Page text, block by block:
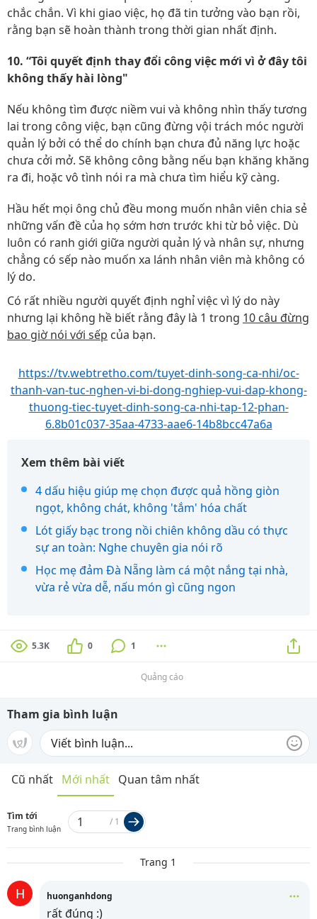
chắc chắn. Vì khi giao việc, họ đã tin tưởng vào bạn rồi,
rằng bạn sẽ hoàn thành trong thời gian nhất định.
10. “Tôi quyết định thay đổi công việc mới vì ở đây tôi
không thấy hài lòng"
Nếu không tìm được niềm vui và không nhìn thấy tương
lai trong công việc, bạn cũng đừng vội trách móc người
quản lý bởi có thể do chính bạn chưa đủ năng lực hoặc
chưa cởi mở. Sẽ không công bằng nếu bạn khăng khăng
ra đi, hoặc vô tình nói ra mà chưa tìm hiểu kỹ càng.
Hầu hết mọi ông chủ đều mong muốn nhân viên chia sẻ
những vấn đề của họ sớm hơn trước khi từ bỏ việc. Dù
luôn có ranh giới giữa người quản lý và nhân sự, nhưng
chẳng có sếp nào muốn xa lánh nhân viên mà không có
lý do.
Có rất nhiều người quyết định nghỉ việc vì lý do này
nhưng lại không hề biết rằng đây là 1 trong 10 câu đừng
bao giờ nói với sếp của bạn.
https://tv.webtretho.com/tuyet-dinh-song-ca-nhi/oc-
thanh-van-tuc-nghen-vi-bi-dong-nghiep-vui-dap-khong-
thuong-tiec-tuyet-dinh-song-ca-nhi-tap-12-phan-
6.8b01c037-35aa-4733-aae6-14b8bcc47a6a
Xem thêm bài viết
4 dấu hiệu giúp mẹ chọn được quả hồng giòn
ngọt, không chát, không 'tắm' hóa chất
Lót giấy bạc trong nồi chiên không dầu có thực
sự an toàn: Nghe chuyên gia nói rõ
Học mẹ đảm Đà Nẵng làm cá một nắng tại nhà,
vừa rẻ vừa dễ, nấu món gì cũng ngon
5.3K 0 1
Quảng cáo
Tham gia bình luận
Cũ nhất Mới nhất Quan tâm nhất
Tìm tới
Trang bình luận
/ 1
Trang 1
H huonganhdong
rất đúng :)